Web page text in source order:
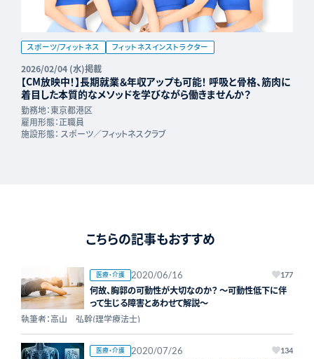
スポーツ/フィットネス フィットネスインストラクター
2026/02/04 (水)掲載
【CM放映中！】長期就業＆年収アップも可能！ 呼吸と骨格、筋肉に
着目した本質的なメソッドを学びながら働きませんか？
勤務地：東京都港区
雇用形態：正職員
施設形態： スポーツ／フィットネスクラブ
こちらの記事もおすすめ
医療・介護 2020/06/16 177
何故、胸郭の可動性が大切なのか？ ～可動性低下に伴
って生じる障害とあわせて解説～
執筆者：高山 弘幹(理学療法士)
医療・介護 2020/07/26 134